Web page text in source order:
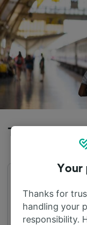
Tog fra Boom
05:15
Your
Thanks for
handling your
responsibility.